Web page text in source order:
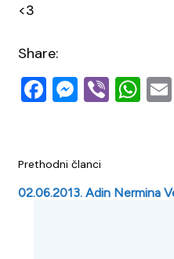
<3
Share:
Facebook
Viber
Navigacija
objava
Prethodni članci
02.06.2013. Adin Nermina